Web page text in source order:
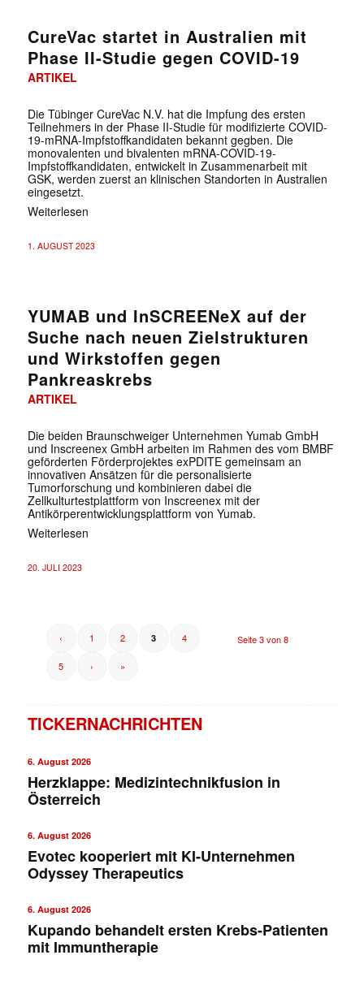
✕
CureVac startet in Australien mit
Phase II-Studie gegen COVID-19
ARTIKEL
Die Tübinger CureVac N.V. hat die Impfung des ersten
Teilnehmers in der Phase II-Studie für modifizierte COVID-
19-mRNA-Impfstoffkandidaten bekannt gegben. Die
monovalenten und bivalenten mRNA-COVID-19-
Impfstoffkandidaten, entwickelt in Zusammenarbeit mit
GSK, werden zuerst an klinischen Standorten in Australien
eingesetzt.
Weiterlesen
1. AUGUST 2023
YUMAB und InSCREENeX auf der
Suche nach neuen Zielstrukturen
und Wirkstoffen gegen
Pankreaskrebs
ARTIKEL
Die beiden Braunschweiger Unternehmen Yumab GmbH
und Inscreenex GmbH arbeiten im Rahmen des vom BMBF
geförderten Förderprojektes exPDITE gemeinsam an
innovativen Ansätzen für die personalisierte
Tumorforschung und kombinieren dabei die
Zellkulturtestplattform von Inscreenex mit der
Antikörperentwicklungsplattform von Yumab.
Weiterlesen
20. JULI 2023
Seite 3 von 8
‹ 1 2 3 4
5 › »
TICKERNACHRICHTEN
6. August 2026
Herzklappe: Medizintechnikfusion in
Österreich
6. August 2026
Evotec kooperiert mit KI-Unternehmen
Odyssey Therapeutics
6. August 2026
Kupando behandelt ersten Krebs-Patienten
mit Immuntherapie